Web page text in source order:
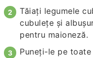
Tăiați legumele
cubulețe și
pentru maioneză.
Puneți-le pe